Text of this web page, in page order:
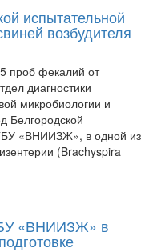
испытательной
возбудителя
проб фекалий от
диагностики
микробиологии и
Белгородской
«ВНИИЗЖ», в одной из
(Brachyspira
«ВНИИЗЖ» в